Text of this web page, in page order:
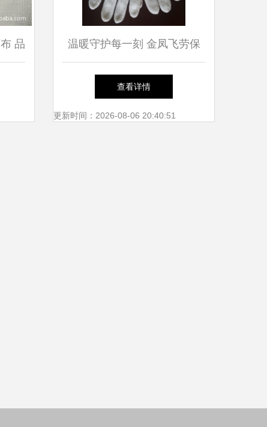
品 温暖守护每一刻 金凤飞劳保
手套的匠心工艺与手部防护之
道
查看详情
更新时间：2026-08-06 20:40:51